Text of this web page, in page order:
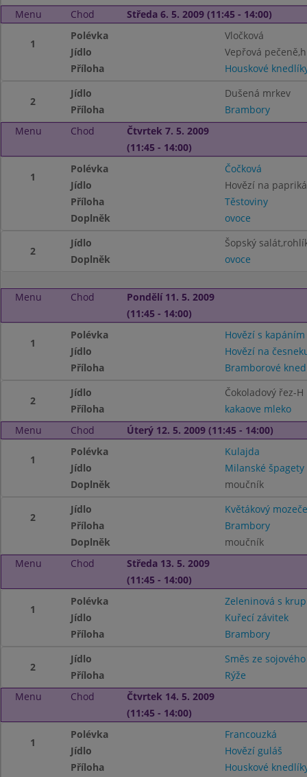
Menu
Chod Středa 6. 5. 2009 (11:45 - 14:00)
1
Polévka
Vločková
Jídlo
Vepřová
Příloha
Houskové
2
Jídlo
Dušená mrkev
Příloha
Brambory
Menu
Chod
Čtvrtek 7. 5. 2009
(11:45 - 14:00)
1
Polévka
Čočková
Jídlo
Hovězí na
Příloha
Těstoviny
Doplněk
ovoce
2
Jídlo
Šopský
Doplněk
ovoce
Menu Chod
Pondělí 11. 5. 2009
(11:45 - 14:00)
1
Polévka
Hovězí s kapáním
Jídlo
Hovězí na
Příloha
Bramborové
2
Jídlo
Čokoladový řez-H
Příloha
kakaove mleko
Menu
Chod Úterý 12. 5. 2009 (11:45 - 14:00)
1
Polévka
Kulajda
Jídlo
Milanské špagety
Doplněk
moučník
2
Jídlo
Květákový
Příloha
Brambory
Doplněk
moučník
Menu
Chod
Středa 13. 5. 2009
(11:45 - 14:00)
1
Polévka
Zeleninová s
Jídlo
Kuřecí závitek
Příloha
Brambory
2
Jídlo
Směs ze
Příloha
Rýže
Menu
Chod
Čtvrtek 14. 5. 2009
(11:45 - 14:00)
1
Polévka
Francouzká
Jídlo
Hovězí guláš
Příloha
Houskové